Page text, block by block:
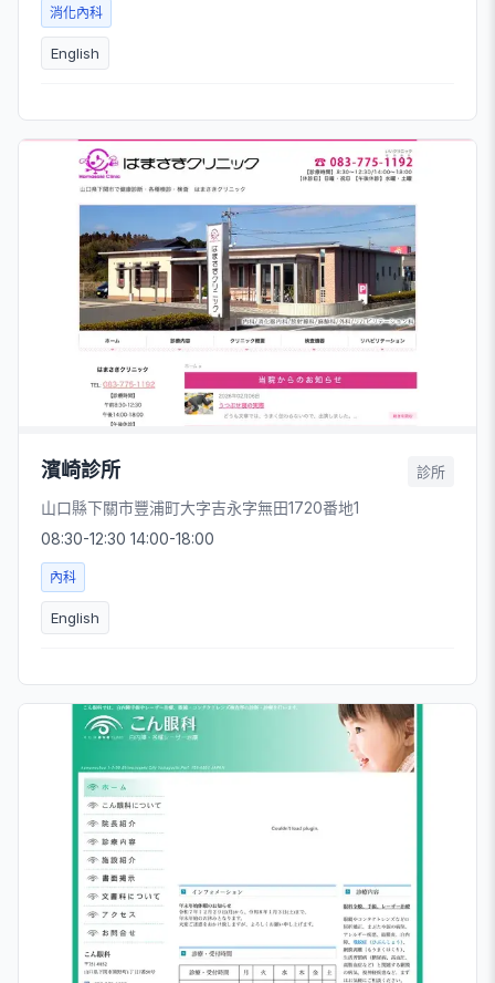
消化內科
English
濱崎診所 診所
山口縣下關市豐浦町大字吉永字無田1720番地1
08:30-12:30 14:00-18:00
內科
English